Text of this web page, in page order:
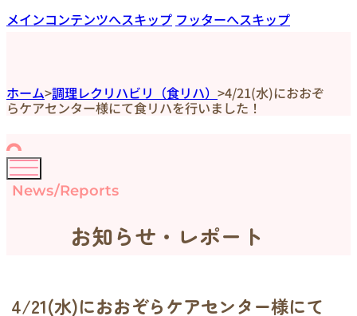
メインコンテンツへスキップ フッターへスキップ
ホーム>調理レクリハビリ（食リハ） >4/21(水)におおぞ
らケアセンター様にて食リハを行いました！
News/Reports
お知らせ・レポート
4/21(水)におおぞらケアセンター様にて